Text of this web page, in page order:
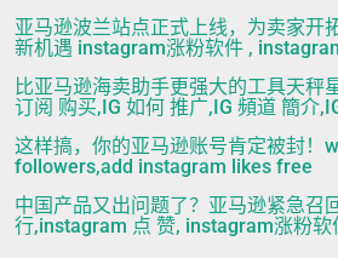
亚马逊波兰站点正式上线，为卖家开
新机遇 instagram涨粉软件 ,
比亚马逊海卖助手更强大的工具天秤
订阅 购买,IG 如何 推广,IG 頻道 簡介
这样搞，你的亚马逊账号肯定被封！
followers,add instagram likes free
中国产品又出问题了？亚马逊紧急召
行,instagram 点 赞, instagram涨粉软